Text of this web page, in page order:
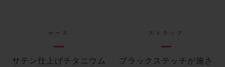
ケース
サテン仕上げチタニウム
ストラップ
ブラックステッチが施さ